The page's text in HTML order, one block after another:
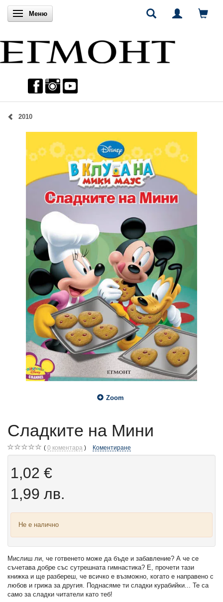
Включи навигацията
Меню
2010
Zoom
Сладките на Мини
0 коментара Коментиране
1,02 €
1,99 лв.
Не е налично
Мислиш ли, че готвенето може да бъде и забавление? А че се
съчетава добре със сутрешната гимнастика? Е, прочети тази
книжка и ще разбереш, че всичко е възможно, когато е направено с
любов и грижа за другия. Поднасяме ти сладки курабийки... Те са
само за сладки читатели като теб!